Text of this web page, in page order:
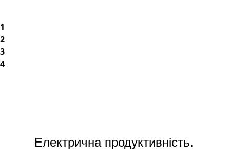
1
2
3
4
Електрична продуктивність.